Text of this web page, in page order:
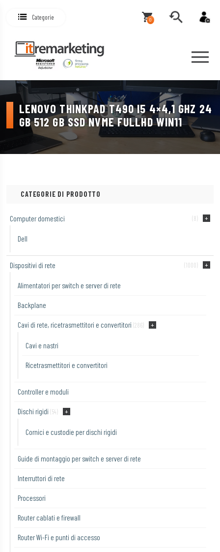
Categorie 0
LENOVO THINKPAD T490 I5 4×4,1 GHZ 24
GB 512 GB SSD NVME FULLHD WIN11
CATEGORIE DI PRODOTTO
Computer domestici (8)
Dell
Dispositivi di rete (1000)
Alimentatori per switch e server di rete
Backplane
Cavi di rete, ricetrasmettitori e convertitori (286)
Cavi e nastri
Ricetrasmettitori e convertitori
Controller e moduli
Dischi rigidi (54)
Cornici e custodie per dischi rigidi
Guide di montaggio per switch e server di rete
Interruttori di rete
Processori
Router cablati e firewall
Router Wi-Fi e punti di accesso